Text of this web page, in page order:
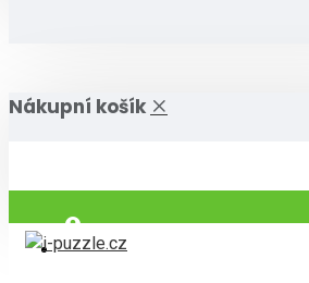
Nákupní košík
Přihlásit